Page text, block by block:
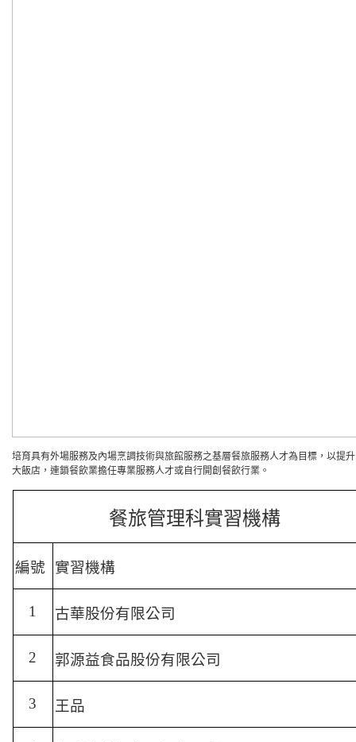
培育具有外場服務及內場烹調技術與旅館服務之基層餐旅服務人才為目標，以提
大飯店，連鎖餐飲業擔任專業服務人才或自行開創餐飲行業。
餐旅管理科實習機構
編號 實習機構
1 古華股份有限公司
2 郭源益食品股份有限公司
3 王品